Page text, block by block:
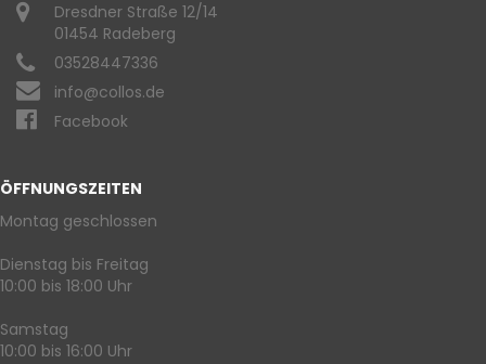
Dresdner Straße 12/14
01454 Radeberg
03528447336
info@collos.de
Facebook
ÖFFNUNGSZEITEN
Montag geschlossen
Dienstag bis Freitag
10:00 bis 18:00 Uhr
Samstag
10:00 bis 16:00 Uhr